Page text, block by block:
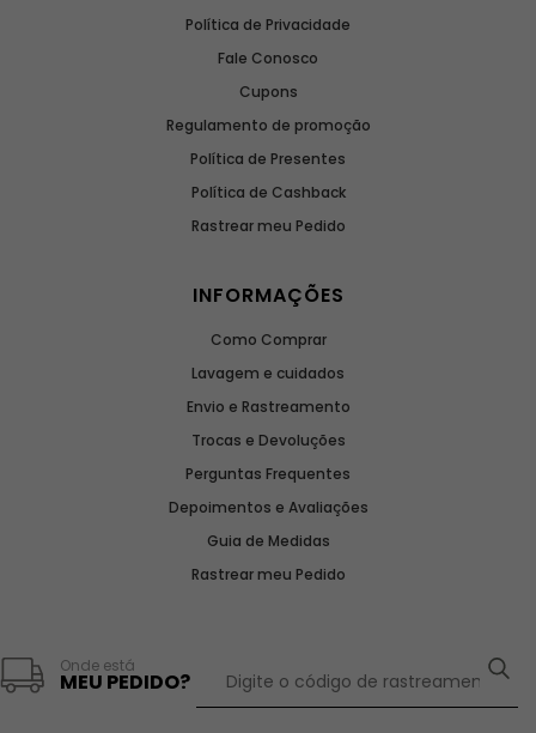
Política de Privacidade
Fale Conosco
Cupons
Regulamento de promoção
Política de Presentes
Política de Cashback
Rastrear meu Pedido
INFORMAÇÕES
Como Comprar
Lavagem e cuidados
Envio e Rastreamento
Trocas e Devoluções
Perguntas Frequentes
Depoimentos e Avaliações
Guia de Medidas
Rastrear meu Pedido
Onde está
MEU PEDIDO?